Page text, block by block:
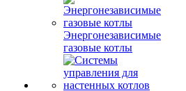
Энергонезависимые
газовые котлы